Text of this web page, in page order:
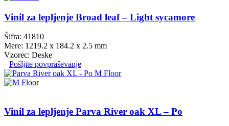
Vinil za lepljenje Broad leaf – Light sycamore
Šifra: 41810
Mere: 1219.2 x 184.2 x 2.5 mm
Vzorec: Deske
Pošljite povpraševanje
Vinil za lepljenje Parva River oak XL – Po